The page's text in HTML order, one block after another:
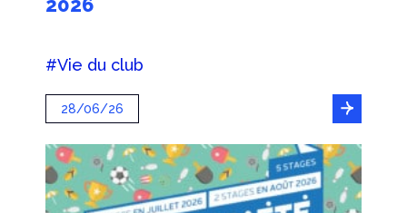
#Vie du club
28/06/26